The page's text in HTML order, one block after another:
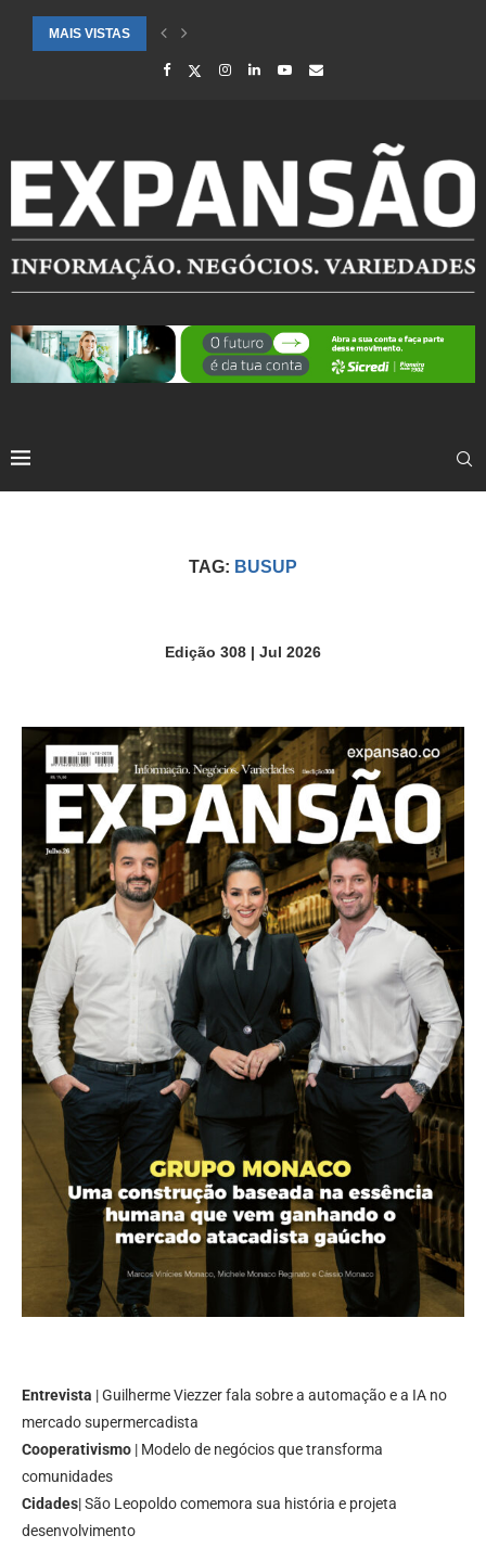
MAIS VISTAS
CIDADES ATENDIDAS PELO SEBRAE RS SÃO DESTAQUE EM
TAG: BUSUP
Edição 308 | Jul 2026
Entrevista | Guilherme Viezzer fala sobre a automação e a IA no
mercado supermercadista
Cooperativismo | Modelo de negócios que transforma
comunidades
Cidades| São Leopoldo comemora sua história e projeta
desenvolvimento